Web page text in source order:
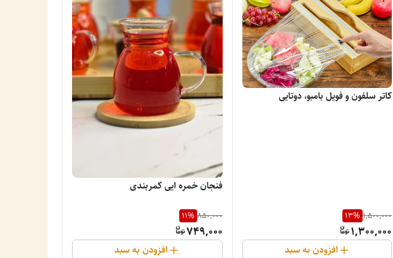
کاتر سلفون و فویل بامبو، دوتایی
1,500,000
13%
1,300,000
افزودن به سبد
فنجان خمره ایی کمربندی
850,000
11%
749,000
افزودن به سبد